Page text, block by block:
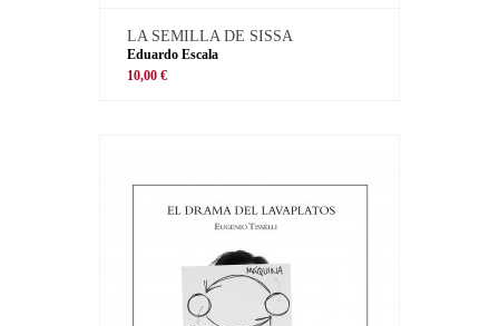
LA SEMILLA DE SISSA
Eduardo Escala
10,00 €